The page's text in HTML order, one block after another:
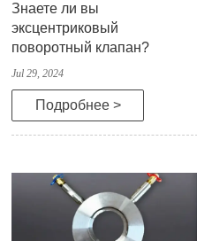
Знаете ли вы
эксцентриковый
поворотный клапан?
Jul 29, 2024
Подробнее >